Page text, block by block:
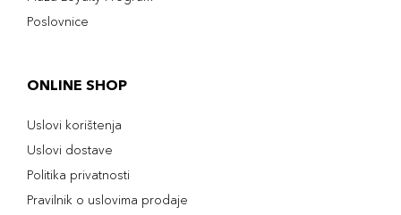
Poslovnice
ONLINE SHOP
Uslovi korištenja
Uslovi dostave
Politika privatnosti
Pravilnik o uslovima prodaje